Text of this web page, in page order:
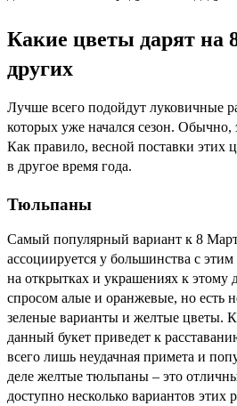
Какие цветы дарят на
других
Лучше всего подойдут луковичные
которых уже начался сезон.
Как правило, весной поставки этих
в другое время года.
Тюльпаны
Самый популярный вариант к 8
ассоциируется у большинства с
на открытках и украшениях к
спросом алые и оранжевые, но есть
зеленые варианты и желтые цветы.
данный букет приведет к
всего лишь неудачная примета и
деле желтые тюльпаны – это
доступно несколько вариантов